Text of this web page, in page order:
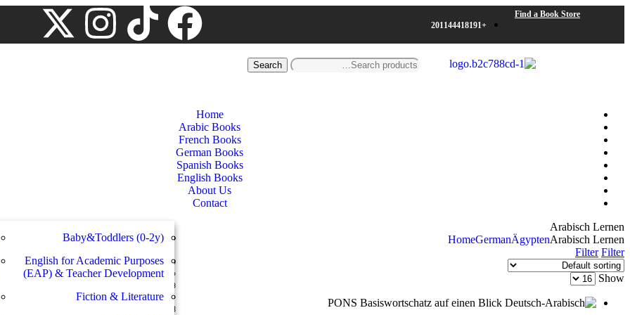
Find a Book Store
+201144418191
Search
Home
Arabic Books
سلسلة دراسات المعاهد الشرقية
سلسلة الاستشراق الأنجلوأمريكان
French Books
bébé et bambins
Enfants et adolescents
Le français pour des objectifs
German Books
Ägypten
Grammatik
Spanish Books
Linguistics and Skills
Lectura
English Books
Baby&Toddlers (0-2y)
English for Academic Purposes
(EAP) & Teacher Development
Fiction & Literature
About Us
Contact
Arabisch Lernen
HomeGermanÄgyptenArabisch Lernen
Filter Filter
Show